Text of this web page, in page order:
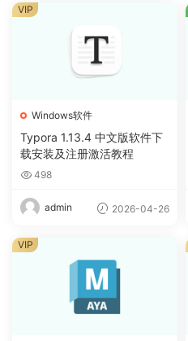
Windows软件
Typora 1.13.4 中文版软件下
载安装及注册激活教程
498
admin 2026-04-26
VIP
VIP